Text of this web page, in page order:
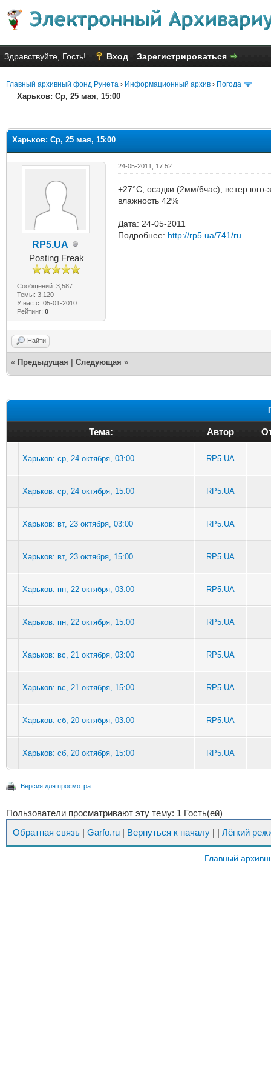
Здравствуйте, Гость! Вход Зарегистрироваться
Главный архивный фонд Рунета › Информационный архив › Погода
Харьков: Ср, 25 мая, 15:00
Харьков: Ср, 25 мая, 15:00
RP5.UA
Posting Freak
Сообщений: 3,587
Темы: 3,120
У нас с: 05-01-2010
Рейтинг: 0
24-05-2011, 17:52
+27°C, осадки (2мм/6час), ветер
влажность 42%
Дата: 24-05-2011
Подробнее: http://rp5.ua/741/ru
Найти
« Предыдущая Следующая »
Тема: Автор
Харьков: ср, 24 октября, 03:00 RP5.UA
Харьков: ср, 24 октября, 15:00 RP5.UA
Харьков: вт, 23 октября, 03:00 RP5.UA
Харьков: вт, 23 октября, 15:00 RP5.UA
Харьков: пн, 22 октября, 03:00 RP5.UA
Харьков: пн, 22 октября, 15:00 RP5.UA
Харьков: вс, 21 октября, 03:00 RP5.UA
Харьков: вс, 21 октября, 15:00 RP5.UA
Харьков: сб, 20 октября, 03:00 RP5.UA
Харьков: сб, 20 октября, 15:00 RP5.UA
Версия для просмотра
Пользователи просматривают эту тему: 1 Гость(ей)
Обратная связь | Garfo.ru | Вернуться к началу | | Лёгкий
Главный